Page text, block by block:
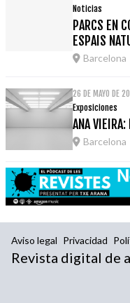
Noticias
PARCS EN
ESPAIS
Barcelona
26 DE MAYO DE
Exposiciones
ANA VIEIRA:
Barcelona
Aviso legal Privacidad
Revista digital de